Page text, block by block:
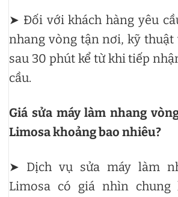
➤ Đối với khách hàng yêu
nhang vòng tận nơi, kỹ thuật
sau 30 phút kể từ khi tiếp
cầu.
Giá sửa máy làm nhang
Limosa khoảng bao nhiêu?
➤ Dịch vụ sửa máy làm
Limosa có giá nhìn